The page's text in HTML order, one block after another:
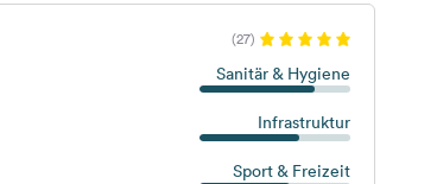
(27)
Sanitär & Hygiene
Infrastruktur
Sport & Freizeit